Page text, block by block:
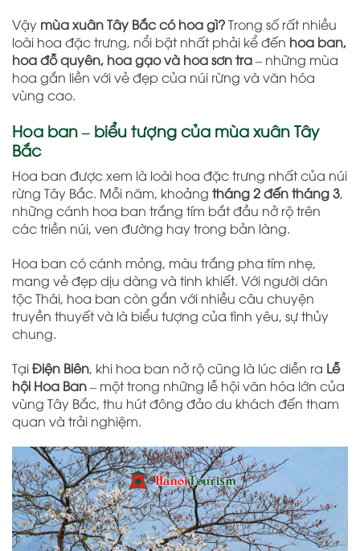
Vậy mùa xuân Tây Bắc có hoa gì?Trong số rất nhiều
loài hoa đặc trưng, nổi bật nhất phải kể đến hoa ban,
hoa đỗ quyên, hoa gạo và hoa sơn tra– những mùa
hoa gắn liền với vẻ đẹp của núi rừng và văn hóa
vùng cao.
Hoa ban – biểu tượng của mùa xuân Tây
Bắc
Hoa ban được xem là loài hoa đặc trưng nhất của núi
rừng Tây Bắc. Mỗi năm, khoảng tháng 2 đến tháng 3,
những cánh hoa ban trắng tím bắt đầu nở rộ trên
các triền núi, ven đường hay trong bản làng.
Hoa ban có cánh mỏng, màu trắng pha tím nhẹ,
mang vẻ đẹp dịu dàng và tinh khiết. Với người dân
tộc Thái, hoa ban còn gắn với nhiều câu chuyện
truyền thuyết và là biểu tượng của tình yêu, sự thủy
chung.
TạiĐiện Biên, khi hoa ban nở rộ cũng là lúc diễn ra Lễ
hội Hoa Ban– một trong những lễ hội văn hóa lớn của
vùng Tây Bắc, thu hút đông đảo du khách đến tham
quan và trải nghiệm.